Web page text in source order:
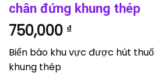
chân đứng khung thép
750,000 ₫
Biển báo khu vực được hút
khung thép